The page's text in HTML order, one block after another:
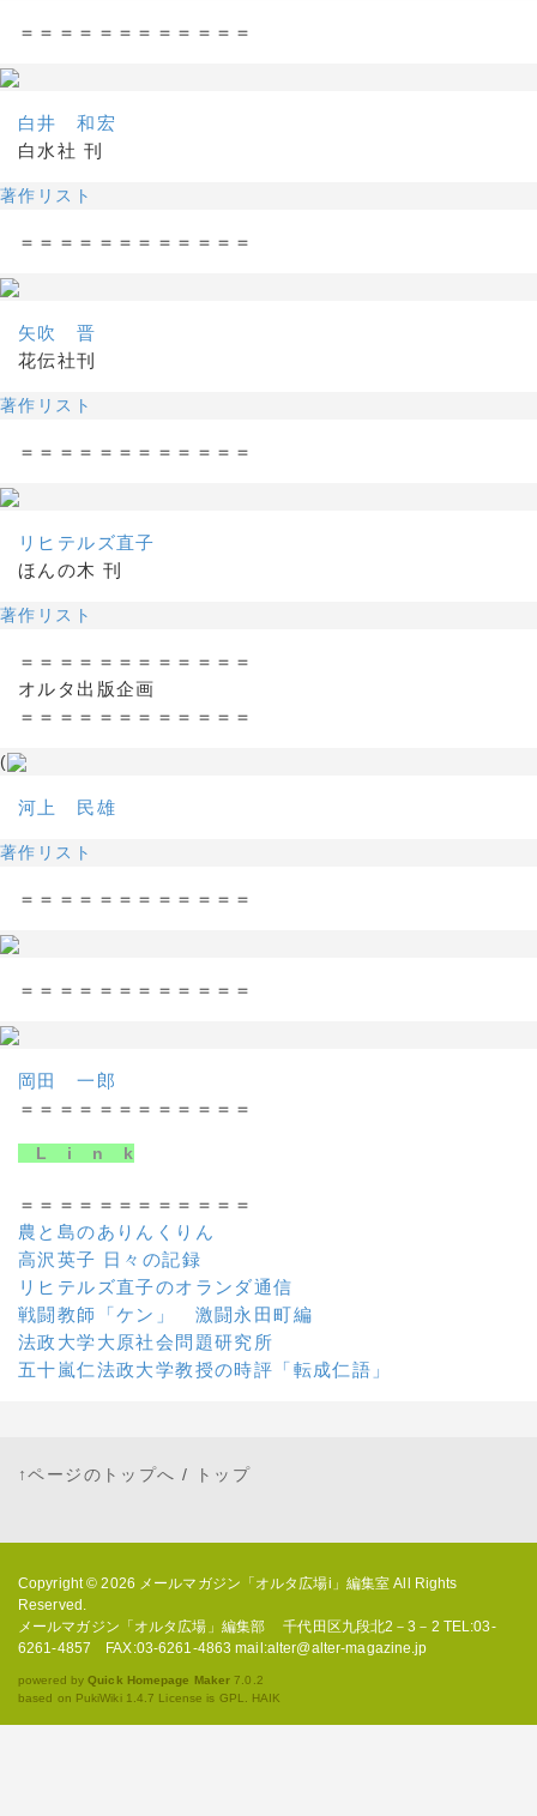
＝＝＝＝＝＝＝＝＝＝＝＝
白井 和宏
白水社 刊
著作リスト
＝＝＝＝＝＝＝＝＝＝＝＝
矢吹 晋
花伝社刊
著作リスト
＝＝＝＝＝＝＝＝＝＝＝＝
リヒテルズ直子
ほんの木 刊
著作リスト
＝＝＝＝＝＝＝＝＝＝＝＝
オルタ出版企画
＝＝＝＝＝＝＝＝＝＝＝＝
(
河上 民雄
著作リスト
＝＝＝＝＝＝＝＝＝＝＝＝
＝＝＝＝＝＝＝＝＝＝＝＝
岡田 一郎
＝＝＝＝＝＝＝＝＝＝＝＝
L i n k
＝＝＝＝＝＝＝＝＝＝＝＝
農と島のありんくりん
高沢英子 日々の記録
リヒテルズ直子のオランダ通信
戦闘教師「ケン」 激闘永田町編
法政大学大原社会問題研究所
五十嵐仁法政大学教授の時評「転成仁語」
↑ページのトップへ / トップ
Copyright © 2026 メールマガジン「オルタ広場i」編集室 All Rights
Reserved.
メールマガジン「オルタ広場」編集部 千代田区九段北2－3－2 TEL:03-
6261-4857 FAX:03-6261-4863 mail:alter@alter-magazine.jp
powered byQuick Homepage Maker 7.0.2
based on PukiWiki 1.4.7 License is GPL. HAIK